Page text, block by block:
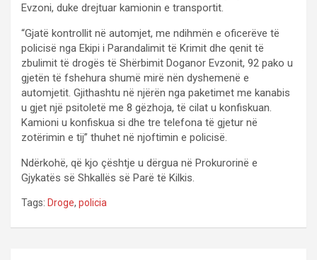
Evzoni, duke drejtuar kamionin e transportit.
“Gjatë kontrollit në automjet, me ndihmën e oficerëve të
policisë nga Ekipi i Parandalimit të Krimit dhe qenit të
zbulimit të drogës të Shërbimit Doganor Evzonit, 92 pako u
gjetën të fshehura shumë mirë nën dyshemenë e
automjetit. Gjithashtu në njërën nga paketimet me kanabis
u gjet një psitoletë me 8 gëzhoja, të cilat u konfiskuan.
Kamioni u konfiskua si dhe tre telefona të gjetur në
zotërimin e tij” thuhet në njoftimin e policisë.
Ndërkohë, që kjo çështje u dërgua në Prokurorinë e
Gjykatës së Shkallës së Parë të Kilkis.
Tags: Droge, policia